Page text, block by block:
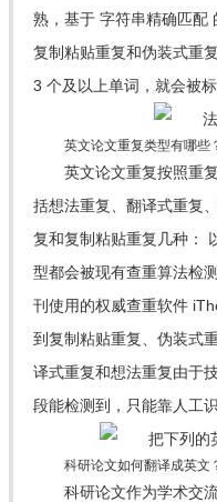
熟，基于 字符串精确匹配
复制粘贴重复和伪装式重
3 个及以上单词，就会被标
英文论文重复类型有哪些
英文论文重复按照重
括想法重复、翻译式重复
复和复制粘贴重复几种：
型都会被现有查重算法检
刊使用的权威查重软件
到复制粘贴重复、伪装式
译式重复和想法重复由于
段能检测到，只能靠人工
科研论文如何翻译成英文
科研论文作为学术交